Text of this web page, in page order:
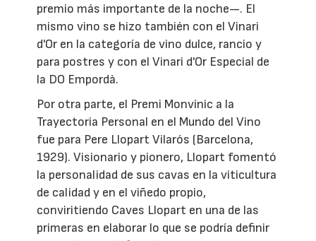
premio más importante de la noche—. El
mismo vino se hizo también con el Vinari
d'Or en la categoría de vino dulce, rancio y
para postres y con el Vinari d'Or Especial de
la DO Empordà.
Por otra parte, el Premi Monvínic a la
Trayectoria Personal en el Mundo del Vino
fue para Pere Llopart Vilarós (Barcelona,
1929). Visionario y pionero, Llopart fomentó
la personalidad de sus cavas en la viticultura
de calidad y en el viñedo propio,
conviritiendo Caves Llopart en una de las
primeras en elaborar lo que se podría definir